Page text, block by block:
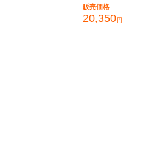
販売価格
20,350円